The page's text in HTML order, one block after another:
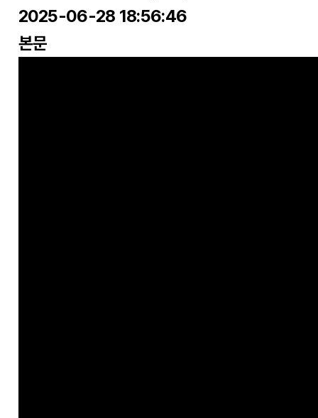
2025-06-28 18:56:46
본문